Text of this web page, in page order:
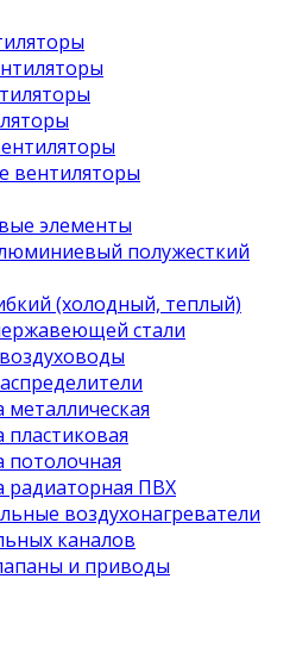
вентиляторы
элементы
полужесткий
(холодный, теплый)
стали
потолочная
радиаторная ПВХ
воздухонагреватели
каналов
и приводы